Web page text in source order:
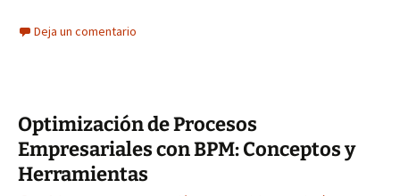
Deja un comentario
Optimización de Procesos
Empresariales con BPM: Conceptos y
Herramientas